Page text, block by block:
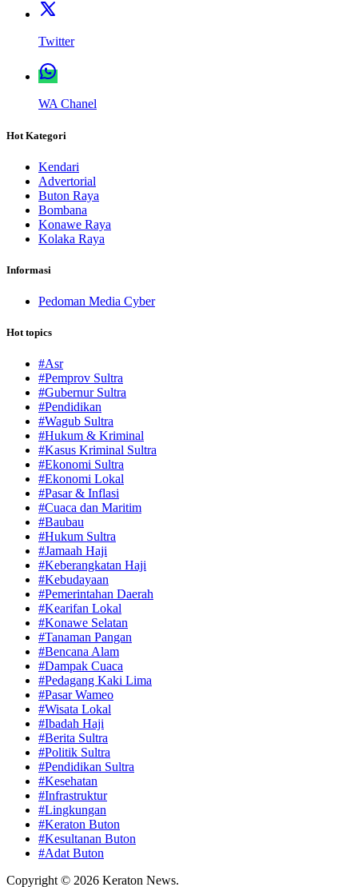
Twitter
WA Chanel
Hot Kategori
Kendari
Advertorial
Buton Raya
Bombana
Konawe Raya
Kolaka Raya
Informasi
Pedoman Media Cyber
Hot topics
#Asr
#Pemprov Sultra
#Gubernur Sultra
#Pendidikan
#Wagub Sultra
#Hukum & Kriminal
#Kasus Kriminal Sultra
#Ekonomi Sultra
#Ekonomi Lokal
#Pasar & Inflasi
#Cuaca dan Maritim
#Baubau
#Hukum Sultra
#Jamaah Haji
#Keberangkatan Haji
#Kebudayaan
#Pemerintahan Daerah
#Kearifan Lokal
#Konawe Selatan
#Tanaman Pangan
#Bencana Alam
#Dampak Cuaca
#Pedagang Kaki Lima
#Pasar Wameo
#Wisata Lokal
#Ibadah Haji
#Berita Sultra
#Politik Sultra
#Pendidikan Sultra
#Kesehatan
#Infrastruktur
#Lingkungan
#Keraton Buton
#Kesultanan Buton
#Adat Buton
Copyright © 2026 Keraton News.